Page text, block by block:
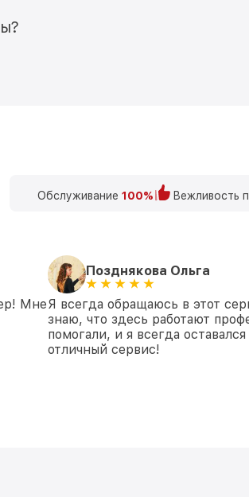
Обслуживание 100% Вежливость
Мне
Позднякова Ольга
Я всегда обращаюсь в этот
знаю, что здесь работают
помогали, и я всегда
отличный сервис!